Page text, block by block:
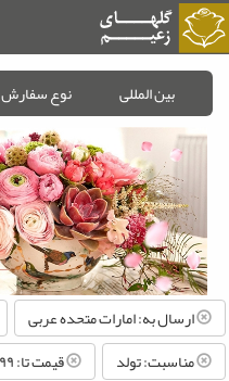
بین المللی نوع سفارش
ارسال به: امارات متحده عربی
مناسبت: تولد
قیمت تا: ۹,۹۹۹,۹۹۹,۹۹۹ ريال